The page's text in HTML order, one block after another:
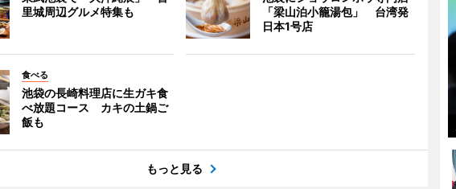
里城周辺グルメ特集も
「梁山泊小籠湯包」 台湾発
日本1号店
食べる
池袋の長崎料理店に生ガキ食
べ放題コース カキの土鍋ご
飯も
もっと見る